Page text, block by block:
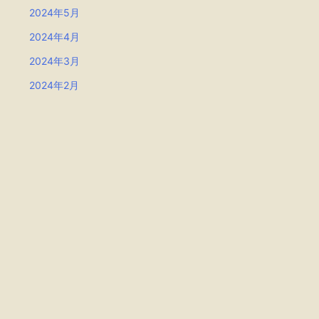
2024年5月
2024年4月
2024年3月
2024年2月